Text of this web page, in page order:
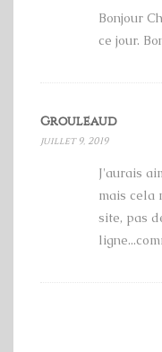
Bonjour
ce jour.
Grouleaud
juillet 9, 2019
J'aurais
mais cela
site, pas